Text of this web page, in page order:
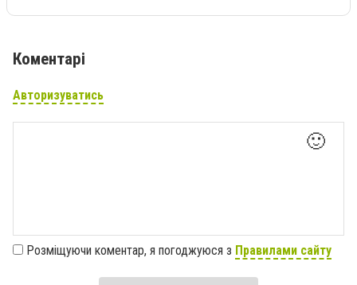
Коментарі
Авторизуватись
🙂
Розміщуючи коментар, я погоджуюся з Правилами сайту